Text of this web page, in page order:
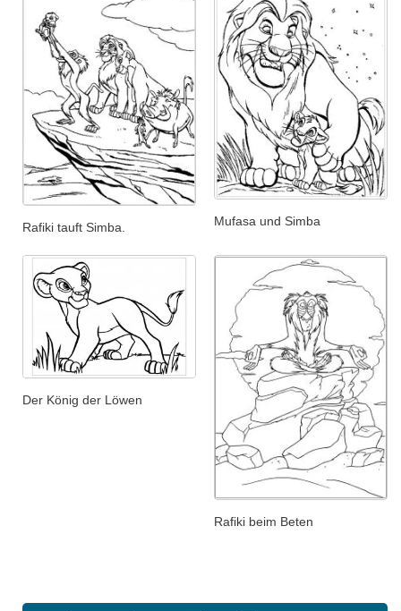
Rafiki tauft Simba. Mufasa und Simba
Der König der Löwen
Rafiki beim Beten